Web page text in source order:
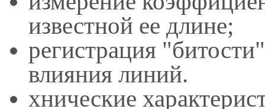
известной ее длине;
регистрация
влияния линий.
хнические